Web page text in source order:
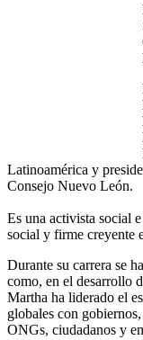
Latinoamérica y
Consejo Nuevo León.
Es una activista social
social y firme creyente
Durante su carrera se
como, en el desarrollo
Martha ha liderado el
globales con
ONGs, ciudadanos y